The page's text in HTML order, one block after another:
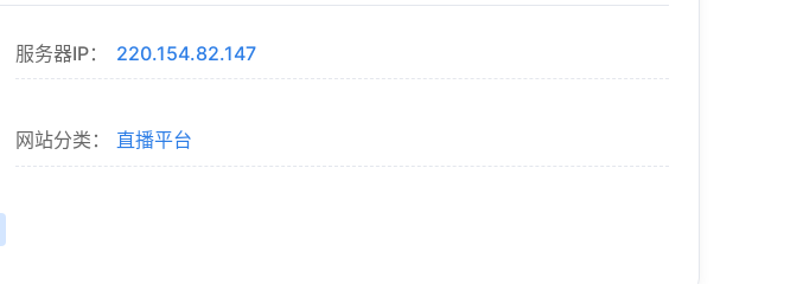
服务器IP： 220.154.82.147
网站分类： 直播平台